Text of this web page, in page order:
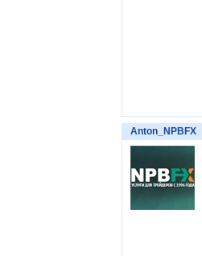
Anton_NPBFX